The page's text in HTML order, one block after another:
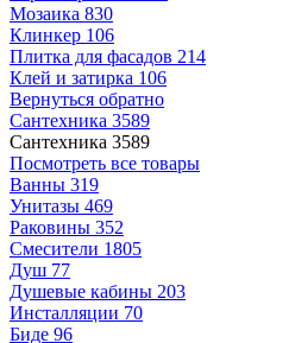
Мозаика 830
Клинкер 106
Плитка для фасадов 214
Клей и затирка 106
Вернуться обратно
Сантехника 3589
Сантехника 3589
Посмотреть все товары
Ванны 319
Унитазы 469
Раковины 352
Смесители 1805
Душ 77
Душевые кабины 203
Инсталляции 70
Биде 96